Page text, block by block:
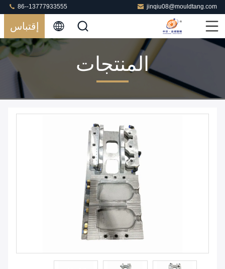
jinqiu08@mouldtang.com
86--13777933555
إقتباس
المنتجات